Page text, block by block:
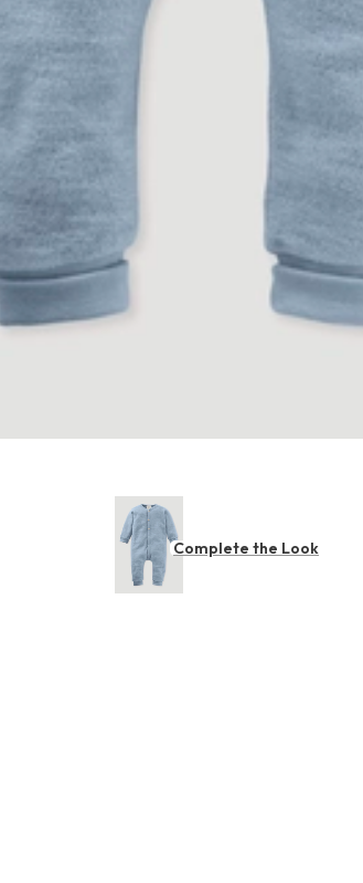
Complete the Look